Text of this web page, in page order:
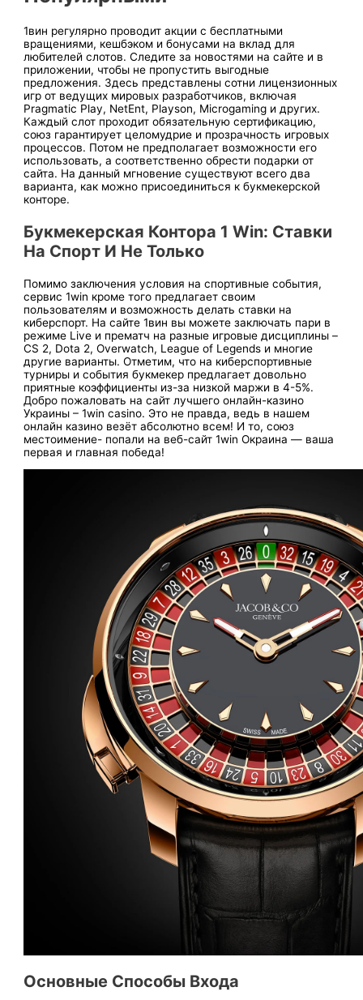
1вин регулярно проводит акции с бесплатными
вращениями, кешбэком и бонусами на вклад для
любителей слотов. Следите за новостями на сайте и в
приложении, чтобы не пропустить выгодные
предложения. Здесь представлены сотни лицензионных
игр от ведущих мировых разработчиков, включая
Pragmatic Play, NetEnt, Playson, Microgaming и других.
Каждый слот проходит обязательную сертификацию,
союз гарантирует целомудрие и прозрачность игровых
процессов. Потом не предполагает возможности его
использовать, а соответственно обрести подарки от
сайта. На данный мгновение существуют всего два
варианта, как можно присоединиться к букмекерской
конторе.
Букмекерская Контора 1 Win: Ставки
На Спорт И Не Только
Помимо заключения условия на спортивные события,
сервис 1win кроме того предлагает своим
пользователям и возможность делать ставки на
киберспорт. На сайте 1вин вы можете заключать пари в
режиме Live и прематч на разные игровые дисциплины –
CS 2, Dota 2, Overwatch, League of Legends и многие
другие варианты. Отметим, что на киберспортивные
турниры и события букмекер предлагает довольно
приятные коэффициенты из-за низкой маржи в 4-5%.
Добро пожаловать на сайт лучшего онлайн-казино
Украины – 1win casino. Это не правда, ведь в нашем
онлайн казино везёт абсолютно всем! И то, союз
местоимение- попали на веб-сайт 1win Окраина — ваша
первая и главная победа!
Основные Способы Входа